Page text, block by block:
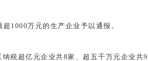
1000万元的生产企业予以通报。
税超亿元企业共8家、超五千万元企业